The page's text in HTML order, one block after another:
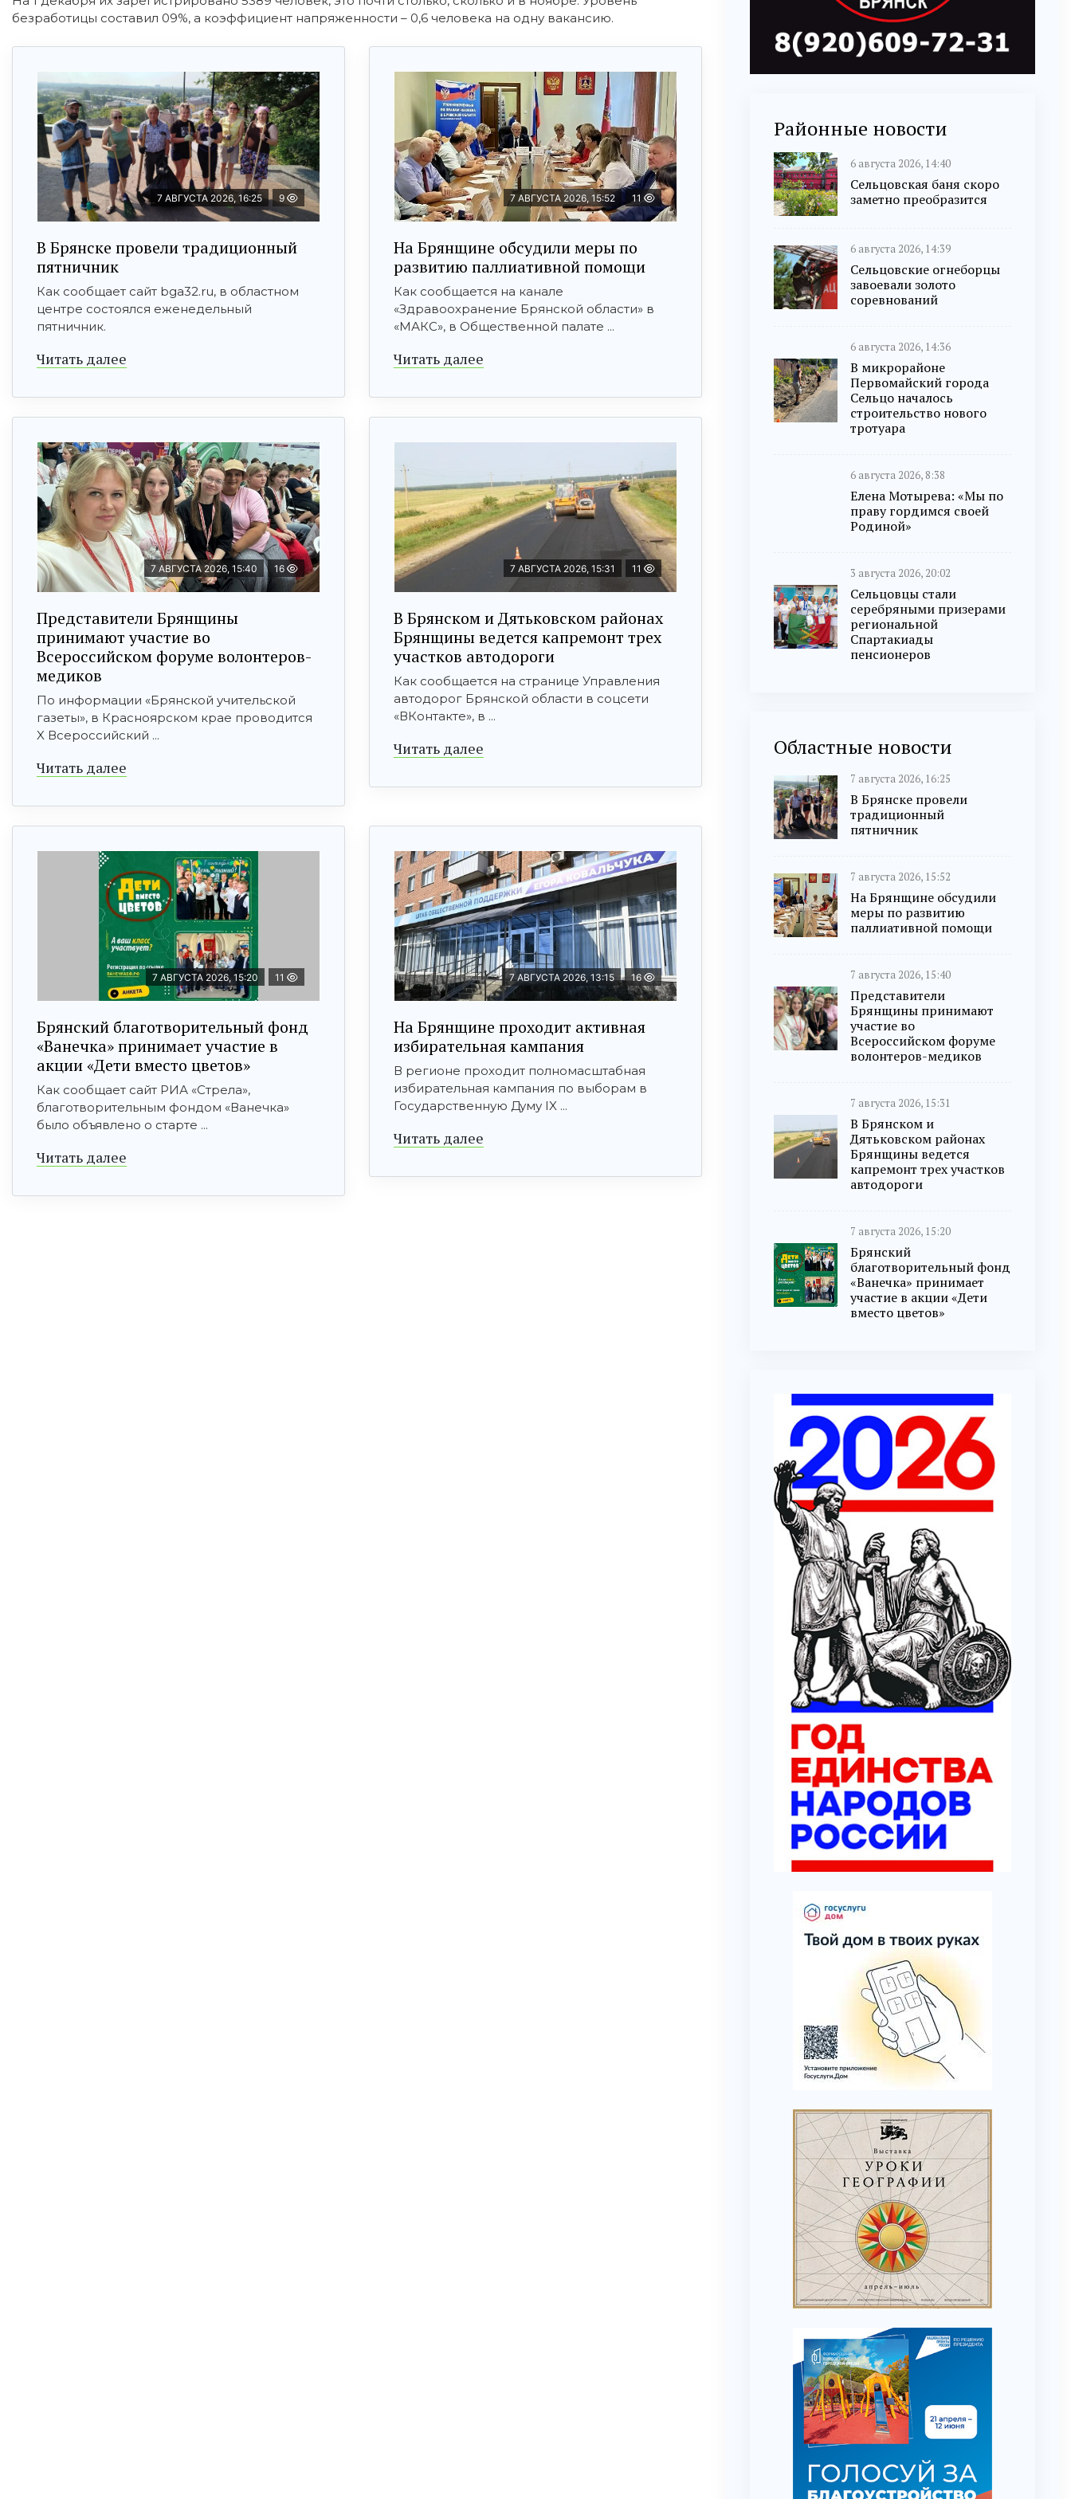
безработицы составил 09%, а коэффициент напряженности – 0,6 человека на одну вакансию.
7 АВГУСТА 2026, 16:25 9
В Брянске провели традиционный
пятничник
Как сообщает сайт bga32.ru, в областном
центре состоялся еженедельный
пятничник.
Читать далее
7 АВГУСТА 2026, 15:52 11
На Брянщине обсудили меры по
развитию паллиативной помощи
Как сообщается на канале
«Здравоохранение Брянской области» в
«МАКС», в Общественной палате ...
Читать далее
7 АВГУСТА 2026, 15:40 16
Представители Брянщины
принимают участие во
Всероссийском форуме волонтеров-
медиков
По информации «Брянской учительской
газеты», в Красноярском крае проводится
X Всероссийский ...
Читать далее
7 АВГУСТА 2026, 15:31 11
В Брянском и Дятьковском районах
Брянщины ведется капремонт трех
участков автодороги
Как сообщается на странице Управления
автодорог Брянской области в соцсети
«ВКонтакте», в ...
Читать далее
7 АВГУСТА 2026, 15:20 11
Брянский благотворительный фонд
«Ванечка» принимает участие в
акции «Дети вместо цветов»
Как сообщает сайт РИА «Стрела»,
благотворительным фондом «Ванечка»
было объявлено о старте ...
Читать далее
7 АВГУСТА 2026, 13:15 16
На Брянщине проходит активная
избирательная кампания
В регионе проходит полномасштабная
избирательная кампания по выборам в
Государственную Думу IX ...
Читать далее
Районные новости
6 августа 2026, 14:40
Сельцовская баня скоро
заметно преобразится
6 августа 2026, 14:39
Сельцовские огнеборцы
завоевали золото
соревнований
6 августа 2026, 14:36
В микрорайоне
Первомайский города
Сельцо началось
строительство нового
тротуара
6 августа 2026, 8:38
Елена Мотырева: «Мы по
праву гордимся своей
Родиной»
3 августа 2026, 20:02
Сельцовцы стали
серебряными призерами
региональной
Спартакиады
пенсионеров
Областные новости
7 августа 2026, 16:25
В Брянске провели
традиционный
пятничник
7 августа 2026, 15:52
На Брянщине обсудили
меры по развитию
паллиативной помощи
7 августа 2026, 15:40
Представители
Брянщины принимают
участие во
Всероссийском форуме
волонтеров-медиков
7 августа 2026, 15:31
В Брянском и
Дятьковском районах
Брянщины ведется
капремонт трех участков
автодороги
7 августа 2026, 15:20
Брянский
благотворительный фонд
«Ванечка» принимает
участие в акции «Дети
вместо цветов»